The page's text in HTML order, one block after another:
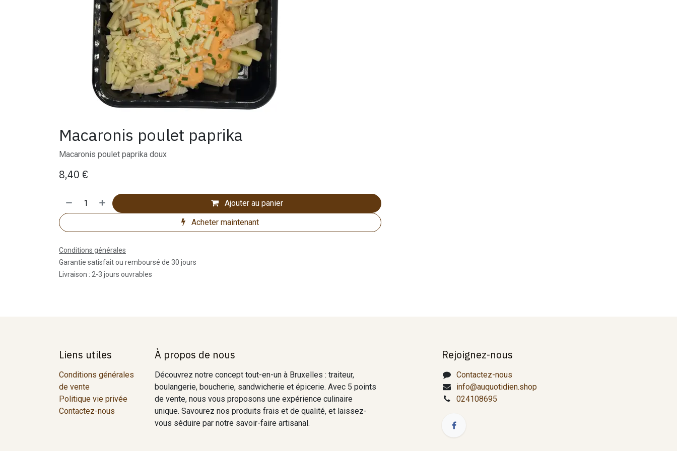
Macaronis poulet paprika
Macaronis poulet paprika doux
8,40 €
Ajouter au panier
Acheter maintenant
Conditions générales
Garantie satisfait ou remboursé de 30 jours
Livraison : 2-3 jours ouvrables
Liens utiles
Conditions générales
de vente
Politique vie privée
Contactez-nous
À propos de nous
Découvrez notre concept tout-en-un à Bruxelles : traiteur,
boulangerie, boucherie, sandwicherie et épicerie. Avec 5 points
de vente, nous vous proposons une expérience culinaire
unique. Savourez nos produits frais et de qualité, et laissez-
vous séduire par notre savoir-faire artisanal.
Rejoignez-nous
Contactez-nous
info@auquotidien.shop
024108695